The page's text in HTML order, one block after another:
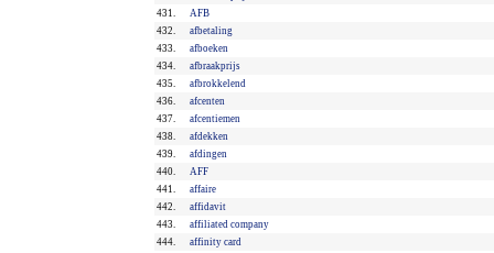
431.
AFB
432.
afbetaling
433.
afboeken
434.
afbraakprijs
435.
afbrokkelend
436.
afcenten
437.
afcentiemen
438.
afdekken
439.
afdingen
440.
AFF
441.
affaire
442.
affidavit
443.
affiliated company
444.
affinity card